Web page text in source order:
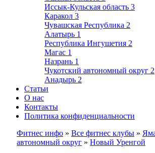
Иссык-Кульская область 3
Каракол 3
Чувашская Республика 2
Алатырь 1
Республика Ингушетия 2
Магас 1
Назрань 1
Чукотский автономный округ 2
Анадырь 2
Статьи
О нас
Контакты
Политика конфиденциальности
Фитнес инфо » Все фитнес клубы »
автономный округ » Новый Уренгой